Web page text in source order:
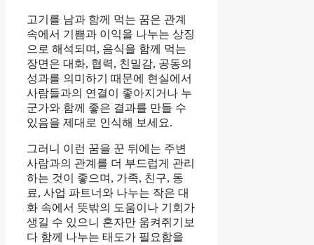
고기를 남과 함께 먹는 꿈은 관계
속에서 기쁨과 이익을 나누는 상징
으로 해석되며, 음식을 함께 먹는
장면은 대화, 협력, 친밀감, 공동의
성과를 의미하기 때문에 현실에서
사람들과의 연결이 좋아지거나 누
군가와 함께 좋은 결과를 만들 수
있음을 제대로 인식해 보세요.
그러니 이런 꿈을 꾼 뒤에는 주변
사람과의 관계를 더 부드럽게 관리
하는 것이 좋으며, 가족, 친구, 동
료, 사업 파트너와 나누는 작은 대
화 속에서 뜻밖의 도움이나 기회가
생길 수 있으니 혼자만 움켜쥐기보
다 함께 나누는 태도가 필요함을